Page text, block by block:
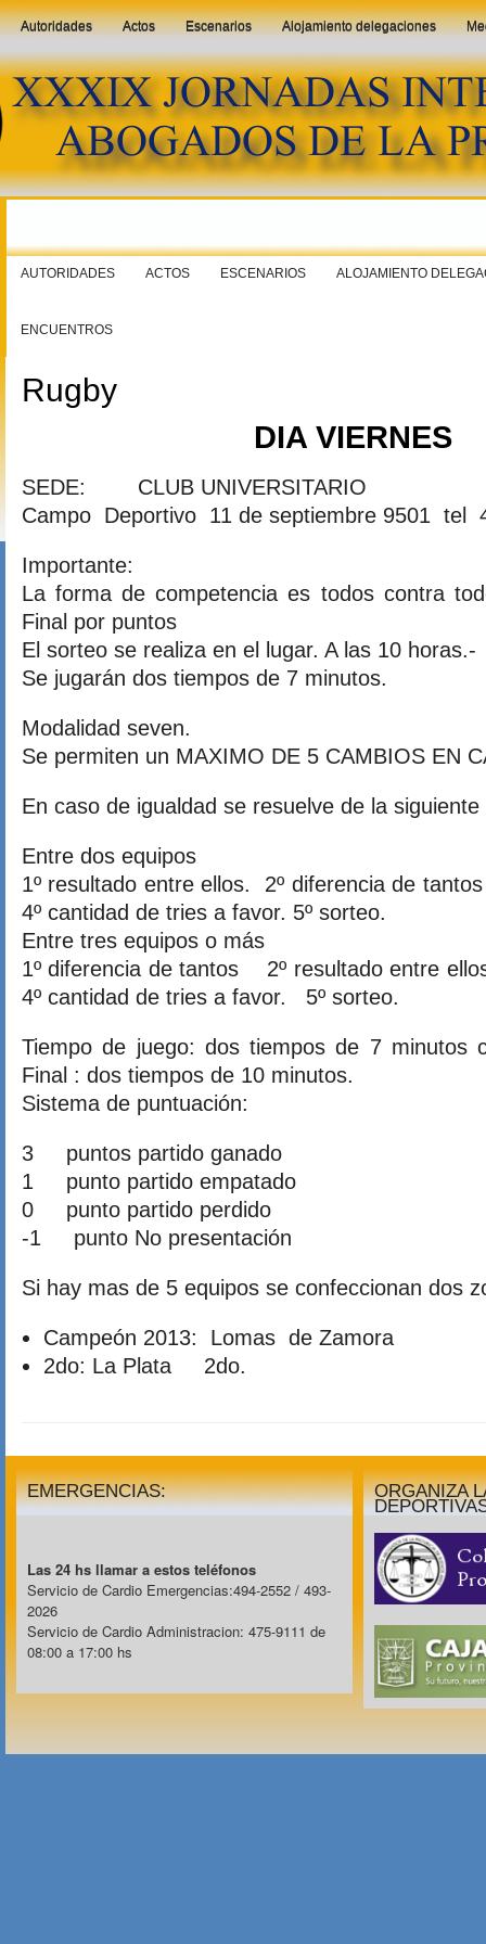
Autoridades Actos Escenarios Alojamiento delegaciones
AUTORIDADES ACTOS ESCENARIOS ALOJAMIENTO
ENCUENTROS
Rugby
DIA VIERNES
SEDE: CLUB UNIVERSITARIO
Campo Deportivo 11 de septiembre 9501 tel
Importante:
La forma de competencia es todos contra
Final por puntos
El sorteo se realiza en el lugar. A las 10 horas.-
Se jugarán dos tiempos de 7 minutos.
Modalidad seven.
Se permiten un MAXIMO DE 5 CAMBIOS EN
En caso de igualdad se resuelve de la
Entre dos equipos
1º resultado entre ellos. 2º diferencia de
4º cantidad de tries a favor. 5º sorteo.
Entre tres equipos o más
1º diferencia de tantos 2º resultado entre
4º cantidad de tries a favor. 5º sorteo.
Tiempo de juego: dos tiempos de 7 minutos
Final : dos tiempos de 10 minutos.
Sistema de puntuación:
3 puntos partido ganado
1 punto partido empatado
0 punto partido perdido
-1 punto No presentación
Si hay mas de 5 equipos se confeccionan dos
Campeón 2013: Lomas de Zamora
2do: La Plata 2do.
EMERGENCIAS:
Las 24 hs llamar a estos teléfonos
Servicio de Cardio Emergencias:494-2552 / 493-
2026
Servicio de Cardio Administracion: 475-9111 de
08:00 a 17:00 hs
ORGANIZA